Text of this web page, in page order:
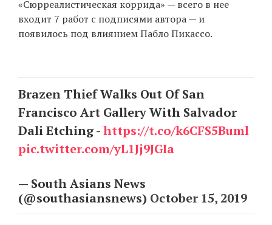
«Сюрреалистическая коррида» — всего в нее
входит 7 работ с подписями автора — и
появилось под влиянием Пабло Пикассо.
Brazen Thief Walks Out Of San
Francisco Art Gallery With Salvador
Dali Etching -https://t.co/k6CFS5Buml
pic.twitter.com/yL1Jj9JGIa
— South Asians News
(@southasiansnews) October 15, 2019